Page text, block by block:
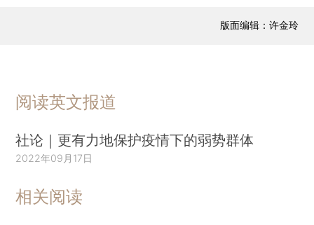
版面编辑：许金玲
阅读英文报道
社论｜更有力地保护疫情下的弱势群体
2022年09月17日
相关阅读